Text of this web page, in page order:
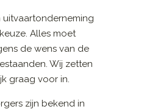
uitvaartonderneming
Alles moet
de wens van de
Wij zetten
graag voor in.
zijn bekend in